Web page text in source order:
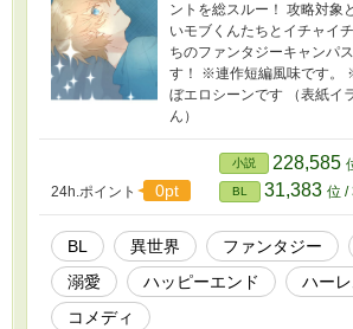
ントを総スルー！ 攻略対象
いモブくんたちとイチャイ
ちのファンタジーキャンパ
す！ ※連作短編風味です。
ぼエロシーンです （表紙イ
ん）
24h.ポイント 0pt
小説 228,585
BL 31,383 位 /
BL 異世界 ファンタジー
溺愛
ハッピーエンド ハー
コメディ